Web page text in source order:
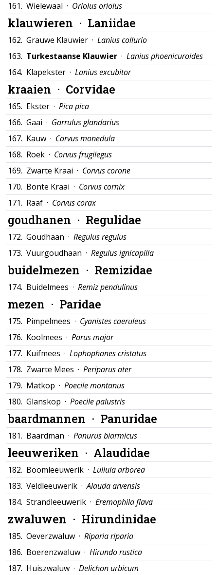
161. Wielewaal · Oriolus oriolus
klauwieren · Laniidae
162. Grauwe Klauwier · Lanius collurio
163. Turkestaanse Klauwier · Lanius phoenicuroides
164. Klapekster · Lanius excubitor
kraaien · Corvidae
165. Ekster · Pica pica
166. Gaai · Garrulus glandarius
167. Kauw · Corvus monedula
168. Roek · Corvus frugilegus
169. Zwarte Kraai · Corvus corone
170. Bonte Kraai · Corvus cornix
171. Raaf · Corvus corax
goudhanen · Regulidae
172. Goudhaan · Regulus regulus
173. Vuurgoudhaan · Regulus ignicapilla
buidelmezen · Remizidae
174. Buidelmees · Remiz pendulinus
mezen · Paridae
175. Pimpelmees · Cyanistes caeruleus
176. Koolmees · Parus major
177. Kuifmees · Lophophanes cristatus
178. Zwarte Mees · Periparus ater
179. Matkop · Poecile montanus
180. Glanskop · Poecile palustris
baardmannen · Panuridae
181. Baardman · Panurus biarmicus
leeuweriken · Alaudidae
182. Boomleeuwerik · Lullula arborea
183. Veldleeuwerik ·Alauda arvensis
184. Strandleeuwerik · Eremophila flava
zwaluwen · Hirundinidae
185. Oeverzwaluw · Riparia riparia
186. Boerenzwaluw · Hirundo rustica
187. Huiszwaluw · Delichon urbicum